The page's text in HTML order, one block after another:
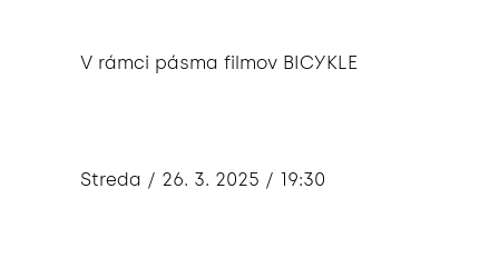
V rámci pásma filmov BICYKLE
Streda / 26. 3. 2025 / 19:30